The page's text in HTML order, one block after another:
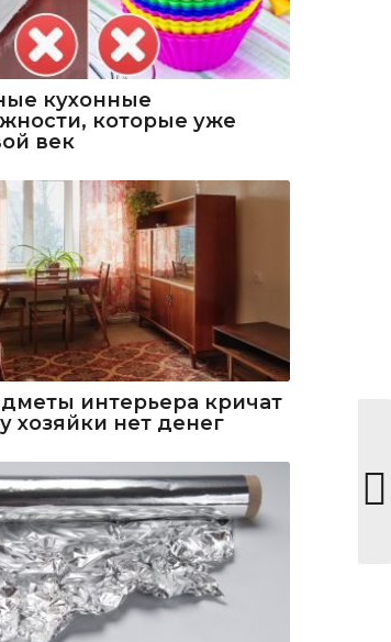
кухонные
которые уже
век
интерьера кричат
хозяйки нет денег